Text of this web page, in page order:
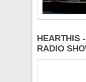
HEARTHIS
RADIO